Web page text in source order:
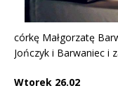
córkę Małgorzatę
Jończyk i Barwaniec i
Wtorek 26.02